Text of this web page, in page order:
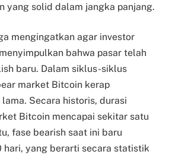
yang solid dalam jangka panjang.
mengingatkan agar investor
bahwa pasar telah
baru. Dalam siklus-siklus
market Bitcoin kerap
Secara historis, durasi
Bitcoin mencapai sekitar satu
fase bearish saat ini baru
hari, yang berarti secara statistik